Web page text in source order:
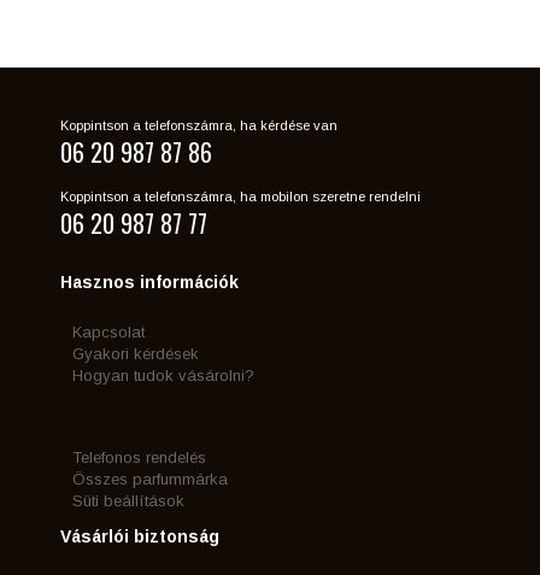
Koppintson a telefonszámra, ha kérdése van
06 20 987 87 86
Koppintson a telefonszámra, ha mobilon szeretne rendelni
06 20 987 87 77
Hasznos információk
Kapcsolat
Gyakori kérdések
Hogyan tudok vásárolni?
Telefonos rendelés
Összes parfummárka
Süti beállítások
Vásárlói biztonság